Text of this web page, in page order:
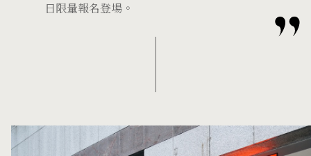
日限量報名登場。